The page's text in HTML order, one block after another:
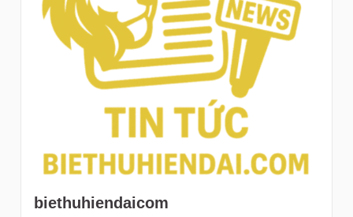
Followers
gruppi
biethuhiendaicom